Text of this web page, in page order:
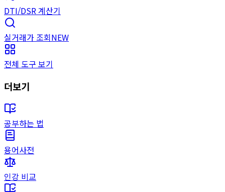
DTI/DSR 계산기
실거래가 조회NEW
전체 도구 보기
더보기
공부하는 법
용어사전
인강 비교